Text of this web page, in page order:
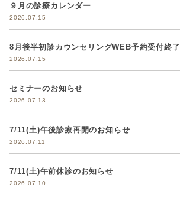
９月の診療カレンダー
2026.07.15
8月後半初診カウンセリングWEB予約受付終了
2026.07.15
セミナーのお知らせ
2026.07.13
7/11(土)午後診療再開のお知らせ
2026.07.11
7/11(土)午前休診のお知らせ
2026.07.10